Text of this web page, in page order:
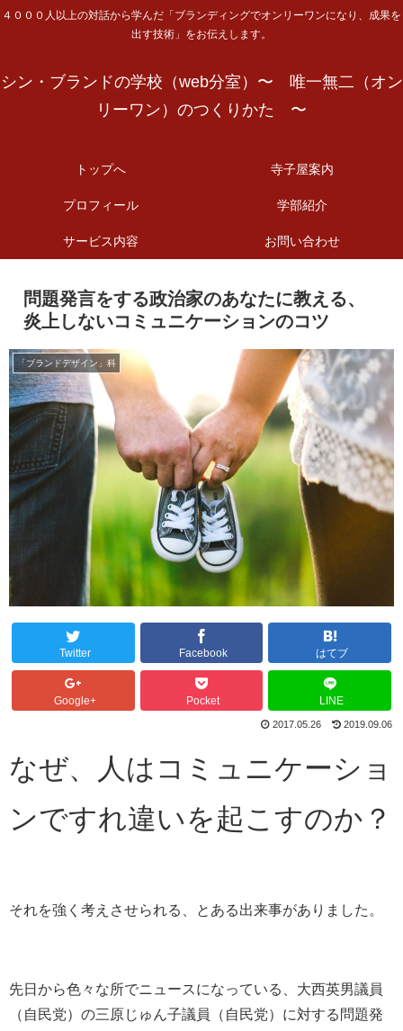
４０００人以上の対話から学んだ「ブランディングでオンリーワンになり、成果を
出す技術」をお伝えします。
シン・ブランドの学校（web分室）〜 唯一無二（オン
リーワン）のつくりかた 〜
トップへ 寺子屋案内
プロフィール 学部紹介
サービス内容 お問い合わせ
問題発言をする政治家のあなたに教える、
炎上しないコミュニケーションのコツ
「ブランドデザイン」科
Twitter Facebook はてブ
Google+ Pocket LINE
2017.05.26 2019.09.06
なぜ、人はコミュニケーショ
ンですれ違いを起こすのか？
それを強く考えさせられる、とある出来事がありました。
先日から色々な所でニュースになっている、大西英男議員
（自民党）の三原じゅん子議員（自民党）に対する問題発